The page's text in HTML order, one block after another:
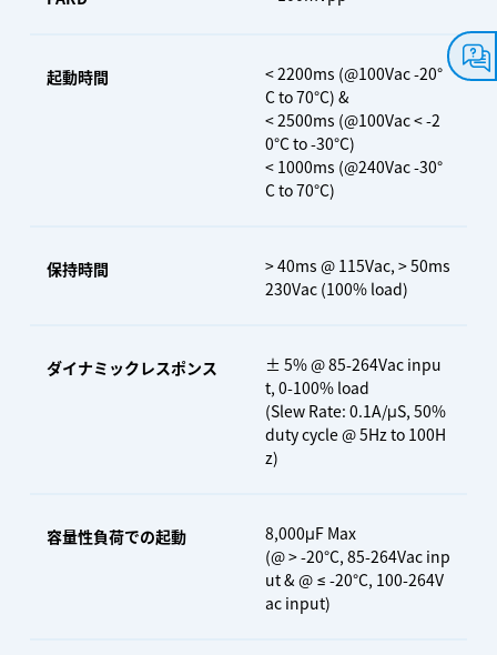
起動時間
< 2200ms (@100Vac -20°
C to 70°C) &
< 2500ms (@100Vac < -2
0°C to -30°C)
< 1000ms (@240Vac -30°
C to 70°C)
保持時間
> 40ms @ 115Vac, > 50ms
230Vac (100% load)
ダイナミックレスポンス
± 5% @ 85-264Vac inpu
t, 0-100% load
(Slew Rate: 0.1A/μS, 50%
duty cycle @ 5Hz to 100H
z)
容量性負荷での起動
8,000μF Max
(@ > -20°C, 85-264Vac inp
ut & @ ≤ -20°C, 100-264V
ac input)